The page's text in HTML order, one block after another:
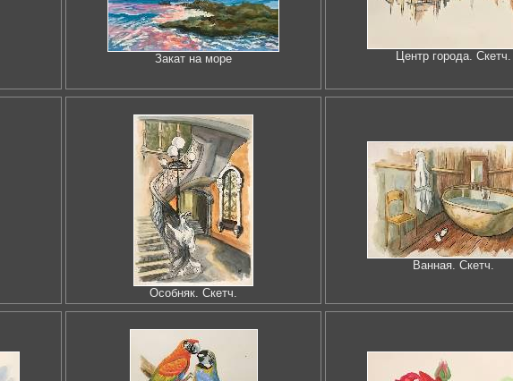
Закат на море Центр города. Скетч.
Особняк. Скетч.
Ванная. Скетч.